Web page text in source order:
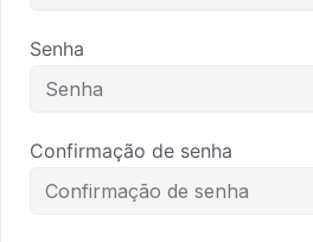
Senha
Confirmação de senha